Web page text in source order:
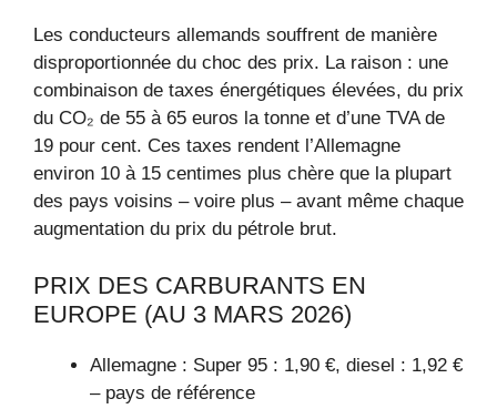
Les conducteurs allemands souffrent de manière
disproportionnée du choc des prix. La raison : une
combinaison de taxes énergétiques élevées, du prix
du CO₂ de 55 à 65 euros la tonne et d’une TVA de
19 pour cent. Ces taxes rendent l’Allemagne
environ 10 à 15 centimes plus chère que la plupart
des pays voisins – voire plus – avant même chaque
augmentation du prix du pétrole brut.
PRIX ​​DES CARBURANTS EN
EUROPE (AU 3 MARS 2026)
Allemagne : Super 95 : 1,90 €, diesel : 1,92 €
– pays de référence